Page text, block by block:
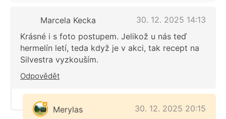
Marcela Kecka
30. 12. 2025 14:13
Krásné i s foto postupem. Jelikož u nás teď
hermelín letí, teda když je v akci, tak recept na
Silvestra vyzkouším.
Odpovědět
Merylas
30. 12. 2025 20:15